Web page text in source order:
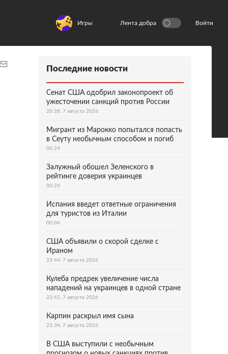
Игры Лента добра Войти
Последние новости
Сенат США одобрил законопроект об
ужесточении санкций против России
20:28, 7 августа 2026
Мигрант из Марокко попытался попасть
в Сеуту необычным способом и погиб
00:24
Залужный обошел Зеленского в
рейтинге доверия украинцев
00:24
Испания введет ответные ограничения
для туристов из Италии
00:04
США объявили о скорой сделке с
Ираном
23:44, 7 августа 2026
Кулеба предрек увеличение числа
нападений на украинцев в одной стране
23:42, 7 августа 2026
Карпин раскрыл имя сына
23:34, 7 августа 2026
В США выступили с необычным